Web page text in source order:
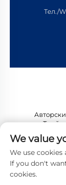
Тел./
We value
We use
If you don't
cookies.